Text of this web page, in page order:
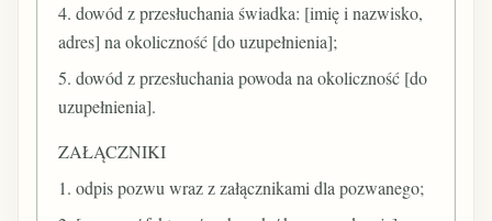
4. dowód z przesłuchania świadka: [imię i nazwisko,
adres] na okoliczność [do uzupełnienia];
5. dowód z przesłuchania powoda na okoliczność [do
uzupełnienia].
ZAŁĄCZNIKI
1. odpis pozwu wraz z załącznikami dla pozwanego;